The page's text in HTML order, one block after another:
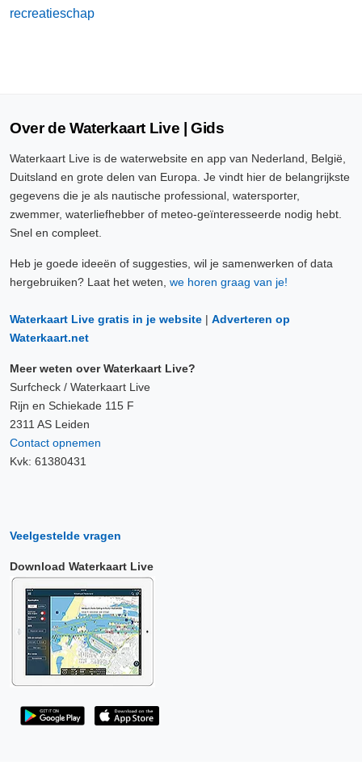
recreatieschap
Over de Waterkaart Live | Gids
Waterkaart Live is de waterwebsite en app van Nederland, België,
Duitsland en grote delen van Europa. Je vindt hier de belangrijkste
gegevens die je als nautische professional, watersporter,
zwemmer, waterliefhebber of meteo-geïnteresseerde nodig hebt.
Snel en compleet.
Heb je goede ideeën of suggesties, wil je samenwerken of data
hergebruiken? Laat het weten, we horen graag van je!
Waterkaart Live gratis in je website | Adverteren op
Waterkaart.net
Meer weten over Waterkaart Live?
Surfcheck / Waterkaart Live
Rijn en Schiekade 115 F
2311 AS Leiden
Contact opnemen
Kvk: 61380431
Veelgestelde vragen
Download Waterkaart Live